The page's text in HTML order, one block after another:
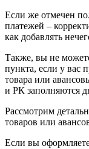
Если же отмечен
платежей –
как добавлять
Также, вы не
пункта, если у вас
товара или
и РК заполняются
Рассмотрим
товаров или
Если вы